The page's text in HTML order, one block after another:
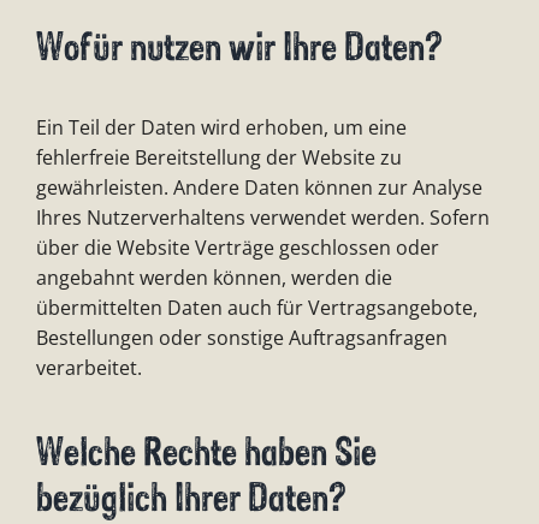
Wofür nutzen wir Ihre Daten?
Ein Teil der Daten wird erhoben, um eine
fehlerfreie Bereitstellung der Website zu
gewährleisten. Andere Daten können zur Analyse
Ihres Nutzerverhaltens verwendet werden. Sofern
über die Website Verträge geschlossen oder
angebahnt werden können, werden die
übermittelten Daten auch für Vertragsangebote,
Bestellungen oder sonstige Auftragsanfragen
verarbeitet.
Welche Rechte haben Sie
bezüglich Ihrer Daten?